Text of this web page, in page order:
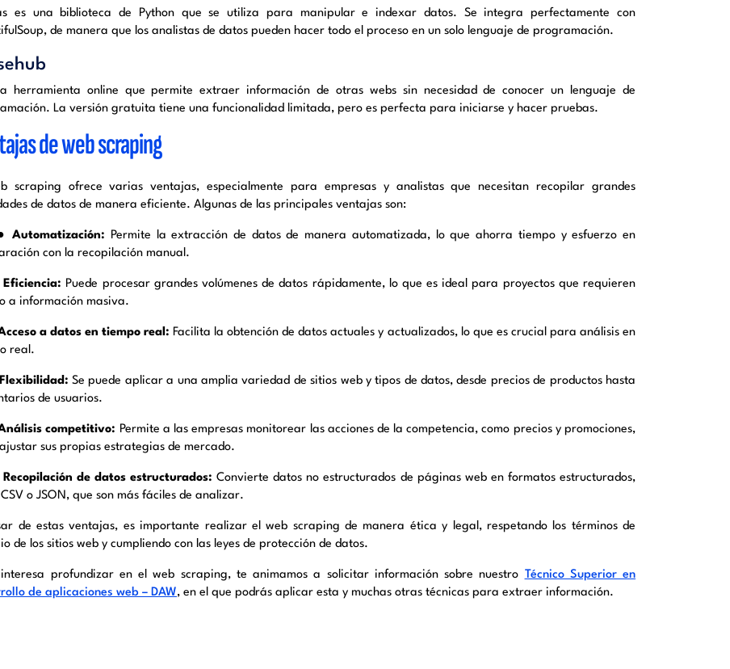
es una biblioteca de Python que se utiliza para manipular e indexar datos. Se integra perfectamente con
de manera que los analistas de datos pueden hacer todo el proceso en un solo lenguaje de programación.
herramienta online que permite extraer información de otras webs sin necesidad de conocer un lenguaje de
La versión gratuita tiene una funcionalidad limitada, pero es perfecta para iniciarse y hacer pruebas.
de web scraping
scraping ofrece varias ventajas, especialmente para empresas y analistas que necesitan recopilar grandes
de datos de manera eficiente. Algunas de las principales ventajas son:
Automatización: Permite la extracción de datos de manera automatizada, lo que ahorra tiempo y esfuerzo en
con la recopilación manual.
Eficiencia: Puede procesar grandes volúmenes de datos rápidamente, lo que es ideal para proyectos que requieren
a información masiva.
a datos en tiempo real: Facilita la obtención de datos actuales y actualizados, lo que es crucial para análisis en
real.
Flexibilidad:Se puede aplicar a una amplia variedad de sitios web y tipos de datos, desde precios de productos hasta
de usuarios.
competitivo: Permite a las empresas monitorear las acciones de la competencia, como precios y promociones,
sus propias estrategias de mercado.
de datos estructurados: Convierte datos no estructurados de páginas web en formatos estructurados,
o JSON, que son más fáciles de analizar.
de estas ventajas, es importante realizar el web scraping de manera ética y legal, respetando los términos de
de los sitios web y cumpliendo con las leyes de protección de datos.
profundizar en el web scraping, te animamos a solicitar información sobre nuestro Técnico Superior en
de aplicaciones web – DAW, en el que podrás aplicar esta y muchas otras técnicas para extraer información.